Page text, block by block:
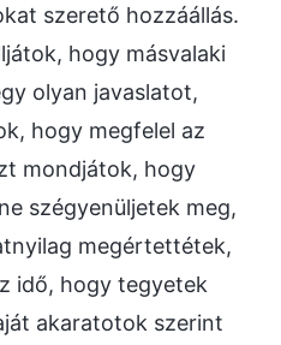
szerető hozzáállás.
hogy másvalaki
olyan javaslatot,
hogy megfelel az
mondjátok, hogy
szégyenüljetek meg,
megértettétek,
idő, hogy tegyetek
akaratotok szerint